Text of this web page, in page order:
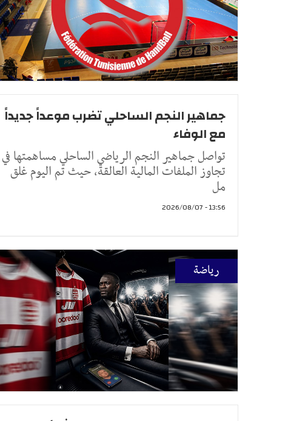
جماهير النجم الساحلي تضرب موعداً جديداً
مع الوفاء
تواصل جماهير النجم الرياضي الساحلي مساهمتها في
تجاوز الملفات المالية العالقة، حيث تم اليوم غلق
مل
13:56 - 2026/08/07
رياضة